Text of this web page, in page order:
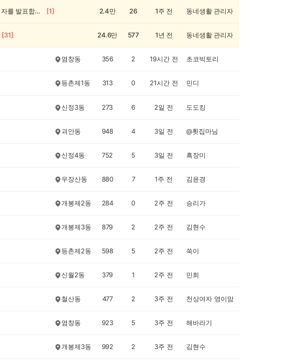
💰[당첨자 발표] 우리 동네 썰전 12회차 당첨자를 발표합니다! [1] 2.4만 26 1주 전 동네생활 관리자
[31] 24.6만 577 1년 전 동네생활 관리자
염창동 356 2 19시간 전 초코빅토리
등촌제1동 313 0 21시간 전 민디
신정3동 273 6 2일 전 도도킹
괴안동 948 4 3일 전 @횟집마님
신정4동 752 5 3일 전 흑장미
우장산동 880 7 1주 전 김윤경
개봉제2동 284 0 2주 전 승리가
개봉제3동 879 2 2주 전 김현수
등촌제2동 598 5 2주 전 쑥이
신월2동 379 1 2주 전 민희
철산동 477 2 3주 전 천상여자 영이맘
염창동 923 5 3주 전 해바라기
개봉제3동 992 2 3주 전 김현수